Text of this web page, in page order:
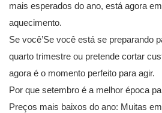
mais esperados do ano, está agora
aquecimento.
Se você’Se você está se preparando
quarto trimestre ou pretende cortar
agora é o momento perfeito para agir.
Por que setembro é a melhor época
Preços mais baixos do ano: Muitas